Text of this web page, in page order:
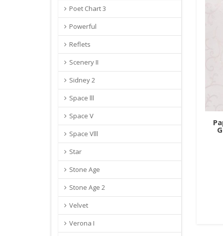
Poet Chart 3
Powerful
Reflets
Scenery II
Sidney 2
Space lll
Space V
Space Vlll
Star
Stone Age
Stone Age 2
Velvet
Verona I